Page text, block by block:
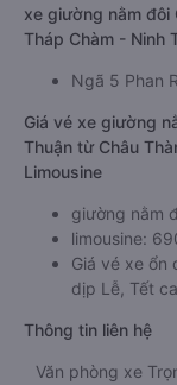
xe giường nằm đôi
Tháp Chàm - Ninh
Ngã 5 Phan
Giá vé xe giường
Thuận từ Châu
Limousine
giường nằm
limousine:
Giá vé xe ổn
dịp Lễ, Tết
Thông tin liên hệ
Văn phòng xe